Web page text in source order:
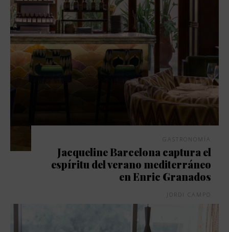
GASTRONOMÍA
Jacqueline Barcelona captura el
espíritu del verano mediterráneo
en Enric Granados
JORDI CAMPO